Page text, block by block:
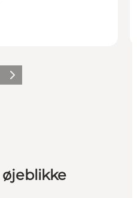
billede
Næste billede